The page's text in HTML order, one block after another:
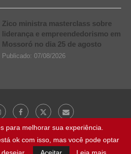
Zico ministra masterclass sobre
liderança e empreendedorismo em
Mossoró no dia 25 de agosto
Publicado: 07/08/2026
reservados | NaBocaDaNoite.com.br
para melhorar sua experiência.
ok com isso, mas você pode optar